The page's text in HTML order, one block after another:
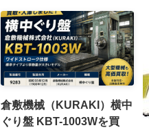
倉敷機械（KURAKI）横中
ぐり盤 KBT-1003Wを買